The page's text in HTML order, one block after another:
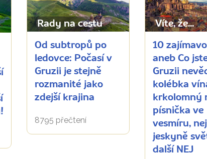
Rady na cestu
Od subtropů po
ledovce: Počasí v
Gruzii je stejně
rozmanité jako
zdejší krajina
8795 přečtení
Víte, že...
10
aneb Co
Gruzii
kolébka
krkolomný
písnička ve
vesmíru,
jeskyně
další NEJ